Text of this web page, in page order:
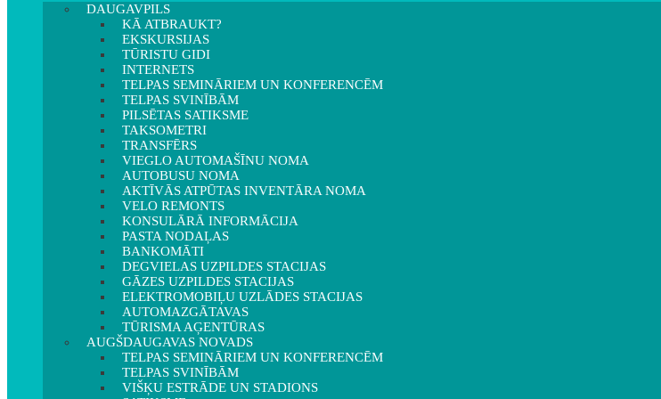
DAUGAVPILS
KĀ ATBRAUKT?
EKSKURSIJAS
TŪRISTU GIDI
INTERNETS
TELPAS SEMINĀRIEM UN KONFERENCĒM
TELPAS SVINĪBĀM
PILSĒTAS SATIKSME
TAKSOMETRI
TRANSFĒRS
VIEGLO AUTOMAŠĪNU NOMA
AUTOBUSU NOMA
AKTĪVĀS ATPŪTAS INVENTĀRA NOMA
VELO REMONTS
KONSULĀRĀ INFORMĀCIJA
PASTA NODAĻAS
BANKOMĀTI
DEGVIELAS UZPILDES STACIJAS
GĀZES UZPILDES STACIJAS
ELEKTROMOBIĻU UZLĀDES STACIJAS
AUTOMAZGĀTAVAS
TŪRISMA AĢENTŪRAS
AUGŠDAUGAVAS NOVADS
TELPAS SEMINĀRIEM UN KONFERENCĒM
TELPAS SVINĪBĀM
VIŠĶU ESTRĀDE UN STADIONS